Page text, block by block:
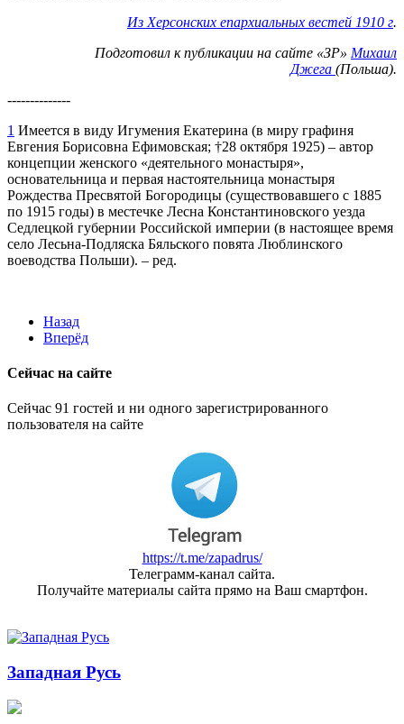
Из Херсонских епархиальных вестей 1910 г.
Подготовил к публикации на сайте «ЗР» Михаил
Джега (Польша).
--------------
1 Имеется в виду Игумения Екатерина (в миру графиня
Евгения Борисовна Ефимовская; †28 октября 1925) – автор
концепции женского «деятельного монастыря»,
основательница и первая настоятельница монастыря
Рождества Пресвятой Богородицы (существовавшего с 1885
по 1915 годы) в местечке Лесна Константиновского уезда
Седлецкой губернии Российской империи (в настоящее время
село Лесьна-Подляска Бяльского повята Люблинского
воеводства Польши). – ред.
Назад
Вперёд
Сейчас на сайте
Сейчас 91 гостей и ни одного зарегистрированного
пользователя на сайте
https://t.me/zapadrus/
Телеграмм-канал сайта.
Получайте материалы сайта прямо на Ваш смартфон.
Западная Русь